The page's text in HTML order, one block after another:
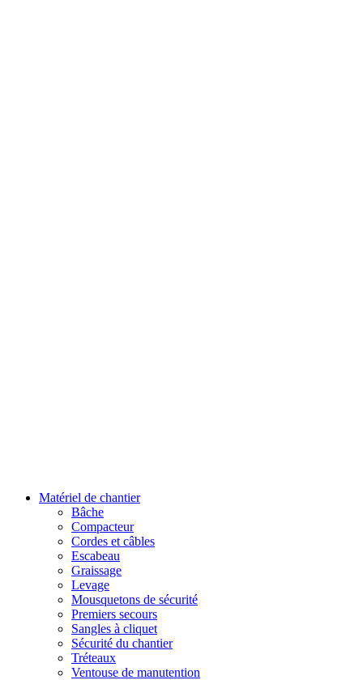
Matériel de chantier
Bâche
Compacteur
Cordes et câbles
Escabeau
Graissage
Levage
Mousquetons de sécurité
Premiers secours
Sangles à cliquet
Sécurité du chantier
Tréteaux
Ventouse de manutention